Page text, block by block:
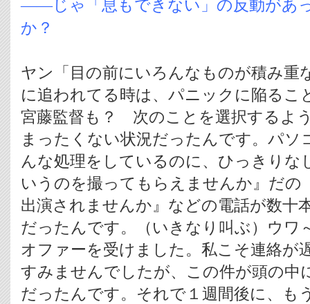
――じゃ「息もできない」の反動があ
か？
ヤン「目の前にいろんなものが積み重
に追われてる時は、パニックに陥るこ
宮藤監督も？ 次のことを選択するよ
まったくない状況だったんです。パソ
んな処理をしているのに、ひっきりな
いうのを撮ってもらえませんか』だの
出演されませんか』などの電話が数十
だったんです。（いきなり叫ぶ）ウ
オファーを受けました。私こそ連絡が
すみませんでしたが、この件が頭の中
だったんです。それで１週間後に、も